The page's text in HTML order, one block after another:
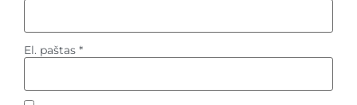
El. paštas *